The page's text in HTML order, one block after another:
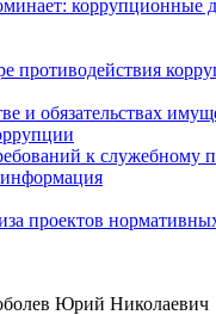
коррупционные
противодействия
и обязательствах
к служебному
информация
проектов
Юрий Николаевич